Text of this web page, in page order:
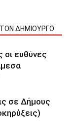
ΔΗΜΙΟΥΡΓΟ
οι ευθύνες
σε Δήμους